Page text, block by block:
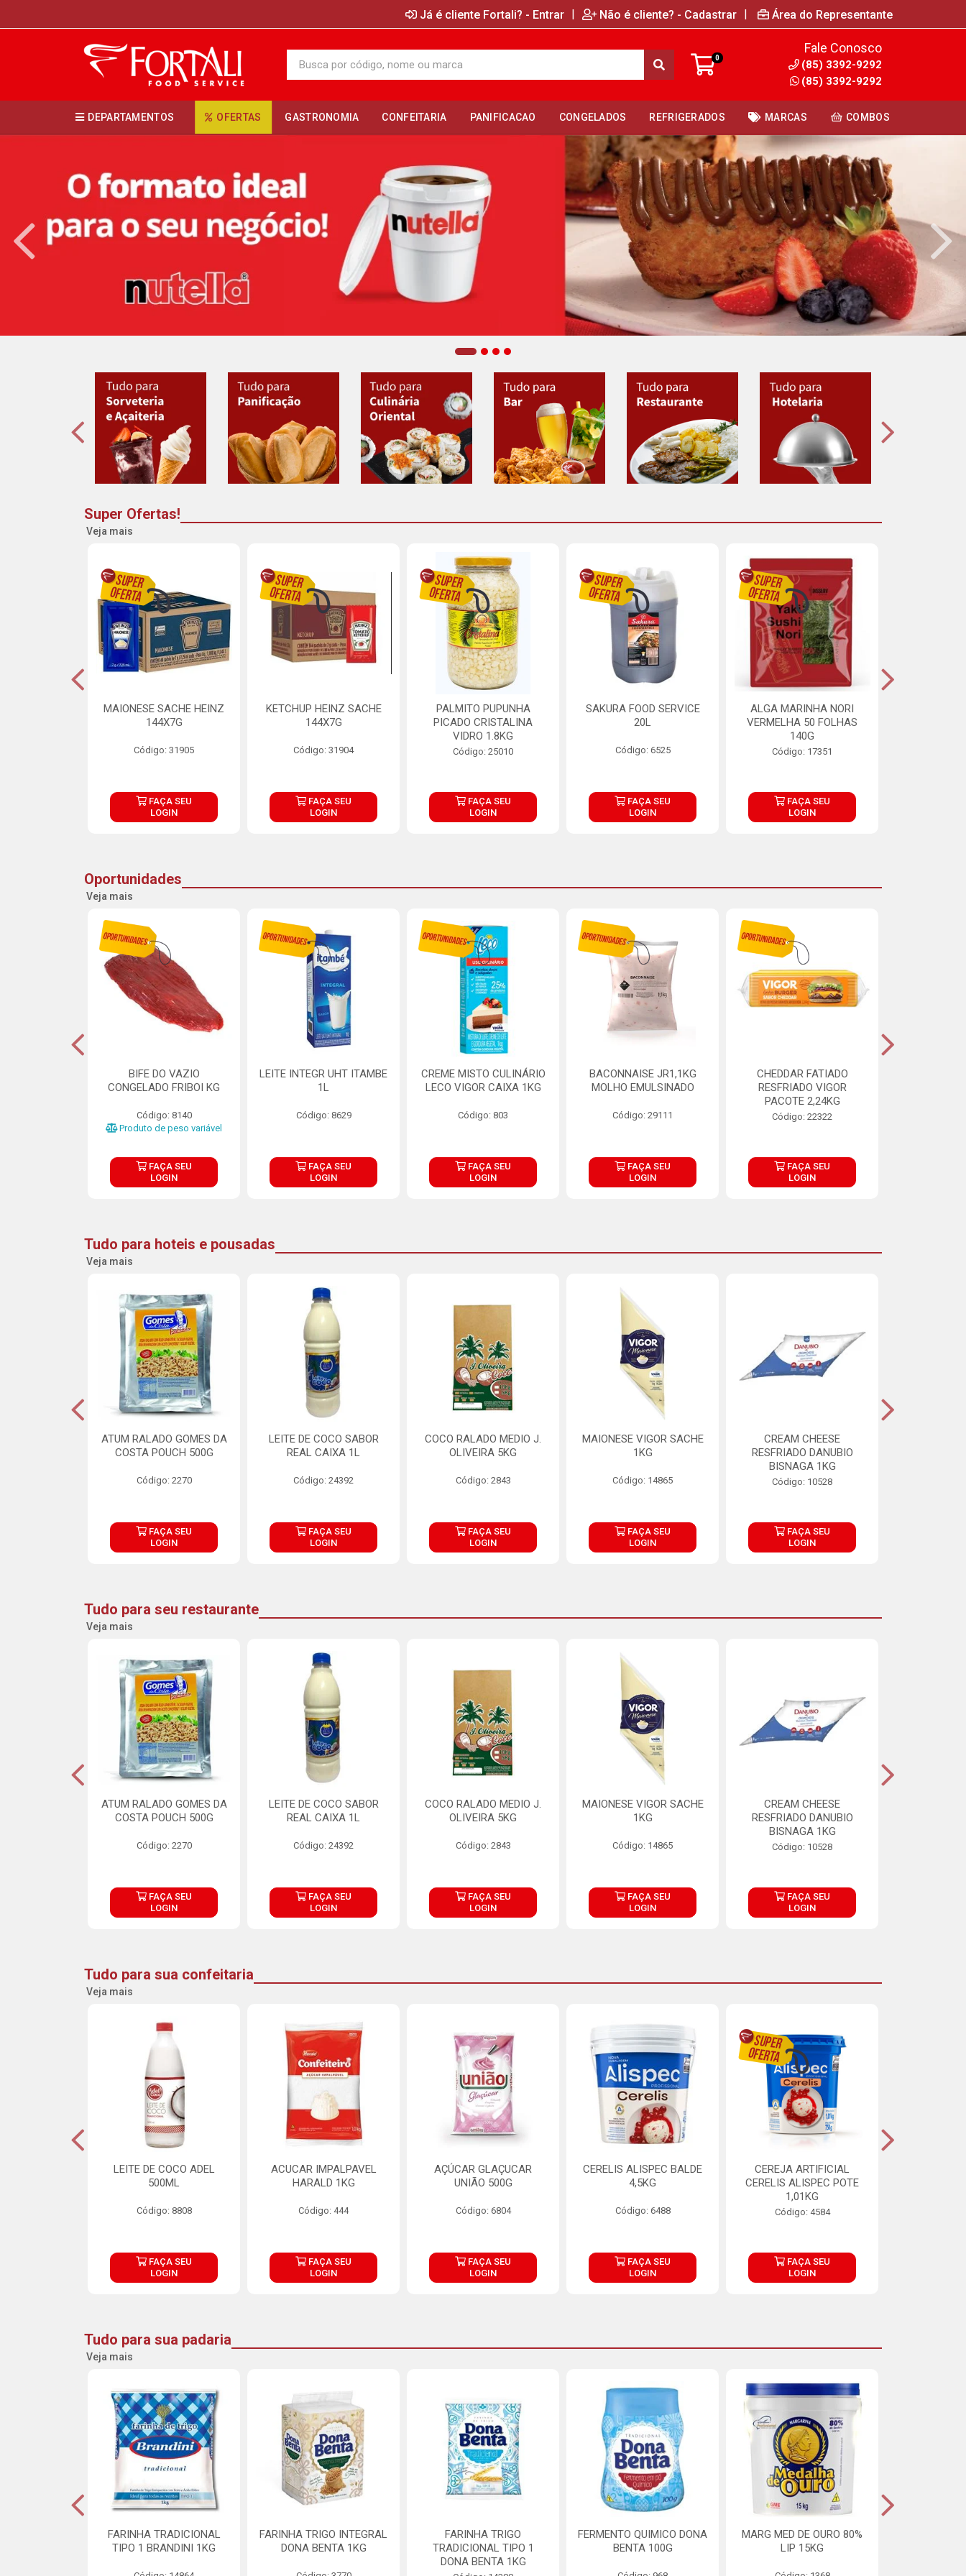
Já é cliente Fortali? - Entrar | Não é cliente? - Cadastrar | Área do Representante
0
Fale Conosco
(85) 3392-9292
(85) 3392-9292
DEPARTAMENTOS OFERTAS GASTRONOMIA CONFEITARIA PANIFICACAO CONGELADOS REFRIGERADOS MARCAS COMBOS
Super Ofertas!
Veja mais
MAIONESE SACHE HEINZ
144X7G
Código: 31905
FAÇA SEU
LOGIN
KETCHUP HEINZ SACHE
144X7G
Código: 31904
FAÇA SEU
LOGIN
PALMITO PUPUNHA
PICADO CRISTALINA
VIDRO 1.8KG
Código: 25010
FAÇA SEU
LOGIN
SAKURA FOOD SERVICE
20L
Código: 6525
FAÇA SEU
LOGIN
ALGA MARINHA NORI
VERMELHA 50 FOLHAS
140G
Código: 17351
FAÇA SEU
LOGIN
Oportunidades
Veja mais
BIFE DO VAZIO
CONGELADO FRIBOI KG
Código: 8140
Produto de peso variável
FAÇA SEU
LOGIN
LEITE INTEGR UHT ITAMBE
1L
Código: 8629
FAÇA SEU
LOGIN
CREME MISTO CULINÁRIO
LECO VIGOR CAIXA 1KG
Código: 803
FAÇA SEU
LOGIN
BACONNAISE JR1,1KG
MOLHO EMULSINADO
Código: 29111
FAÇA SEU
LOGIN
CHEDDAR FATIADO
RESFRIADO VIGOR
PACOTE 2,24KG
Código: 22322
FAÇA SEU
LOGIN
Tudo para hoteis e pousadas
Veja mais
ATUM RALADO GOMES DA
COSTA POUCH 500G
Código: 2270
FAÇA SEU
LOGIN
LEITE DE COCO SABOR
REAL CAIXA 1L
Código: 24392
FAÇA SEU
LOGIN
COCO RALADO MEDIO J.
OLIVEIRA 5KG
Código: 2843
FAÇA SEU
LOGIN
MAIONESE VIGOR SACHE
1KG
Código: 14865
FAÇA SEU
LOGIN
CREAM CHEESE
RESFRIADO DANUBIO
BISNAGA 1KG
Código: 10528
FAÇA SEU
LOGIN
Tudo para seu restaurante
Veja mais
ATUM RALADO GOMES DA
COSTA POUCH 500G
Código: 2270
FAÇA SEU
LOGIN
LEITE DE COCO SABOR
REAL CAIXA 1L
Código: 24392
FAÇA SEU
LOGIN
COCO RALADO MEDIO J.
OLIVEIRA 5KG
Código: 2843
FAÇA SEU
LOGIN
MAIONESE VIGOR SACHE
1KG
Código: 14865
FAÇA SEU
LOGIN
CREAM CHEESE
RESFRIADO DANUBIO
BISNAGA 1KG
Código: 10528
FAÇA SEU
LOGIN
Tudo para sua confeitaria
Veja mais
LEITE DE COCO ADEL
500ML
Código: 8808
FAÇA SEU
LOGIN
ACUCAR IMPALPAVEL
HARALD 1KG
Código: 444
FAÇA SEU
LOGIN
AÇÚCAR GLAÇUCAR
UNIÃO 500G
Código: 6804
FAÇA SEU
LOGIN
CERELIS ALISPEC BALDE
4,5KG
Código: 6488
FAÇA SEU
LOGIN
CEREJA ARTIFICIAL
CERELIS ALISPEC POTE
1,01KG
Código: 4584
FAÇA SEU
LOGIN
Tudo para sua padaria
Veja mais
FARINHA TRADICIONAL
TIPO 1 BRANDINI 1KG
FARINHA TRIGO INTEGRAL
DONA BENTA 1KG
FARINHA TRIGO
TRADICIONAL TIPO 1
DONA BENTA 1KG
FERMENTO QUIMICO DONA
BENTA 100G
MARG MED DE OURO 80%
LIP 15KG